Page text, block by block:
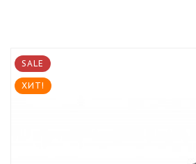
SALE
ХИТ!